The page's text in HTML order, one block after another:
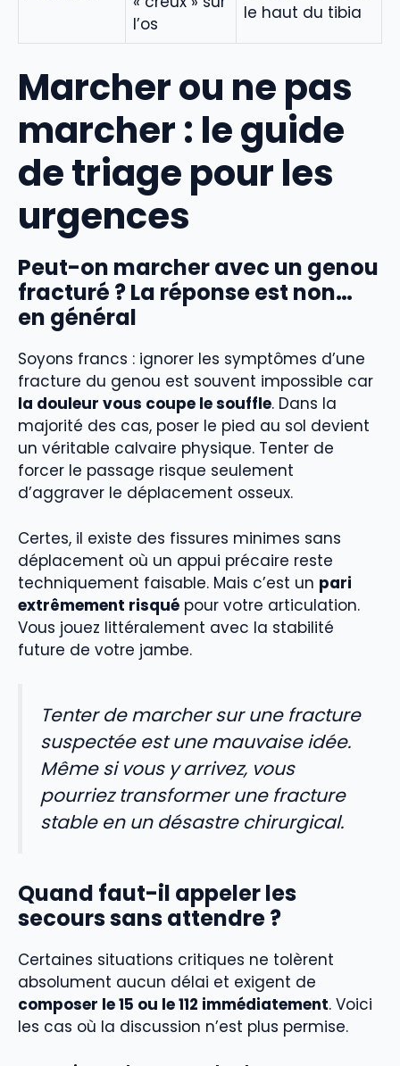
l’os
le haut du tibia
Marcher ou ne pas
marcher : le guide
de triage pour les
urgences
Peut-on marcher avec un genou
fracturé ? La réponse est non…
en général
Soyons francs : ignorer les symptômes d’une
fracture du genou est souvent impossible car
la douleur vous coupe le souffle. Dans la
majorité des cas, poser le pied au sol devient
un véritable calvaire physique. Tenter de
forcer le passage risque seulement
d’aggraver le déplacement osseux.
Certes, il existe des fissures minimes sans
déplacement où un appui précaire reste
techniquement faisable. Mais c’est un pari
extrêmement risqué pour votre articulation.
Vous jouez littéralement avec la stabilité
future de votre jambe.
Tenter de marcher sur une fracture
suspectée est une mauvaise idée.
Même si vous y arrivez, vous
pourriez transformer une fracture
stable en un désastre chirurgical.
Quand faut-il appeler les
secours sans attendre ?
Certaines situations critiques ne tolèrent
absolument aucun délai et exigent de
composer le 15 ou le 112 immédiatement. Voici
les cas où la discussion n’est plus permise.